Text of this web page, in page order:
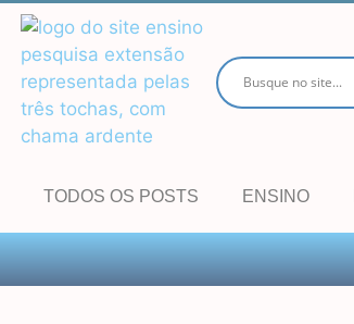
TODOS OS POSTS ENSINO